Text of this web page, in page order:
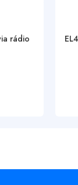
rádio